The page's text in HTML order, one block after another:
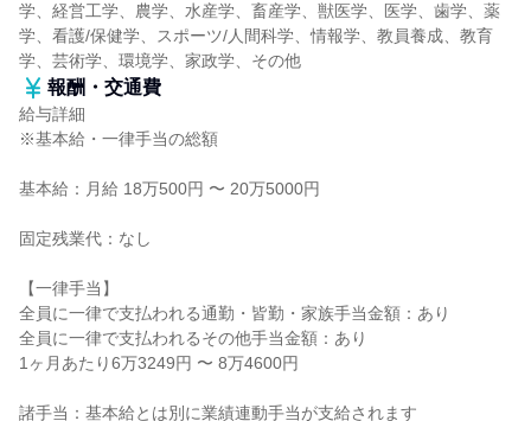
学、経営工学、農学、水産学、畜産学、獣医学、医学、歯学、薬
学、看護/保健学、スポーツ/人間科学、情報学、教員養成、教育
学、芸術学、環境学、家政学、その他
報酬・交通費
給与詳細
※基本給・一律手当の総額
基本給：月給 18万500円 〜 20万5000円
固定残業代：なし
【一律手当】
全員に一律で支払われる通勤・皆勤・家族手当金額：あり
全員に一律で支払われるその他手当金額：あり
1ヶ月あたり6万3249円 〜 8万4600円
諸手当：基本給とは別に業績連動手当が支給されます